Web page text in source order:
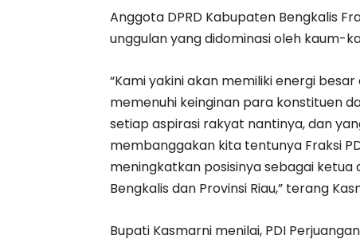
Anggota DPRD Kabupaten Bengkalis
unggulan yang didominasi oleh kaum-
“Kami yakini akan memiliki energi
memenuhi keinginan para konstituen
setiap aspirasi rakyat nantinya, dan
membanggakan kita tentunya Fraksi
meningkatkan posisinya sebagai
Bengkalis dan Provinsi Riau,” terang
Bupati Kasmarni menilai, PDI